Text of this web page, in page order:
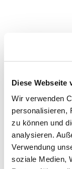
Diese Webseite
Wir verwenden
personalisieren,
zu können und
analysieren.
Verwendung
soziale Medien,